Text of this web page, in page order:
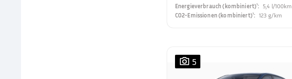
Energieverbrauch (kombiniert)¹: 5,4 l/100km
CO2-Emissionen (kombiniert)¹: 123 g/km
5